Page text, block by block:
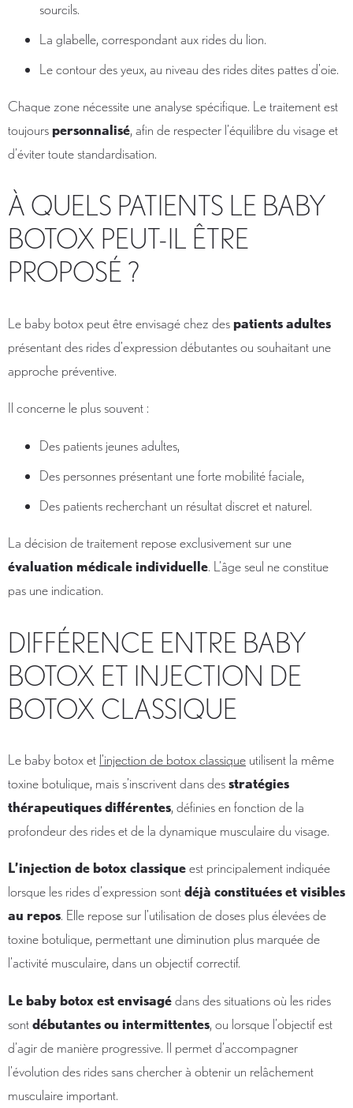
sourcils.
La glabelle, correspondant aux rides du lion.
Le contour des yeux, au niveau des rides dites pattes d’oie.
Chaque zone nécessite une analyse spécifique. Le traitement est
toujourspersonnalisé, afin de respecter l’équilibre du visage et
d’éviter toute standardisation.
À QUELS PATIENTS LE BABY
BOTOX PEUT-IL ÊTRE
PROPOSÉ ?
Le baby botox peut être envisagé chez despatients adultes
présentant des rides d’expression débutantes ou souhaitant une
approche préventive.
Il concerne le plus souvent :
Des patients jeunes adultes,
Des personnes présentant une forte mobilité faciale,
Des patients recherchant un résultat discret et naturel.
La décision de traitement repose exclusivement sur une
évaluation médicale individuelle. L’âge seul ne constitue
pas une indication.
DIFFÉRENCE ENTRE BABY
BOTOX ET INJECTION DE
BOTOX CLASSIQUE
Le baby botox et l’injection de botox classique utilisent la même
toxine botulique, mais s’inscrivent dans desstratégies
thérapeutiques différentes, définies en fonction de la
profondeur des rides et de la dynamique musculaire du visage.
L’injection de botox classiqueest principalement indiquée
lorsque les rides d’expression sontdéjà constituées et visibles
au repos. Elle repose sur l’utilisation de doses plus élevées de
toxine botulique, permettant une diminution plus marquée de
l’activité musculaire, dans un objectif correctif.
Le baby botox est envisagédans des situations où les rides
sontdébutantes ou intermittentes, ou lorsque l’objectif est
d’agir de manière progressive. Il permet d’accompagner
l’évolution des rides sans chercher à obtenir un relâchement
musculaire important.